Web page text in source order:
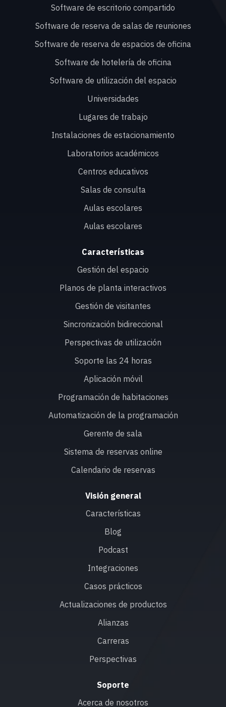
Software de escritorio compartido
Software de reserva de salas de reuniones
Software de reserva de espacios de oficina
Software de hotelería de oficina
Software de utilización del espacio
Universidades
Lugares de trabajo
Instalaciones de estacionamiento
Laboratorios académicos
Centros educativos
Salas de consulta
Aulas escolares
Aulas escolares
Características
Gestión del espacio
Planos de planta interactivos
Gestión de visitantes
Sincronización bidireccional
Perspectivas de utilización
Soporte las 24 horas
Aplicación móvil
Programación de habitaciones
Automatización de la programación
Gerente de sala
Sistema de reservas online
Calendario de reservas
Visión general
Características
Blog
Podcast
Integraciones
Casos prácticos
Actualizaciones de productos
Alianzas
Carreras
Perspectivas
Soporte
Acerca de nosotros